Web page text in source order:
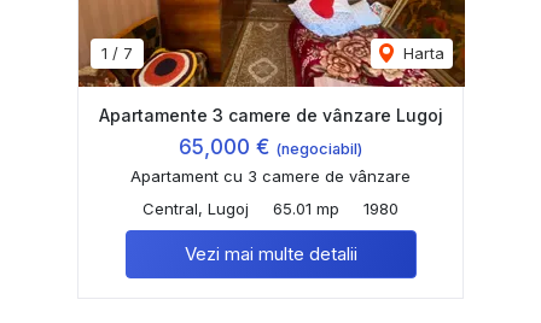
1 / 7 Harta
Apartamente 3 camere de vânzare Lugoj
65,000 € (negociabil)
Apartament cu 3 camere de vânzare
Central, Lugoj
65.01 mp 1980
Vezi mai multe detalii